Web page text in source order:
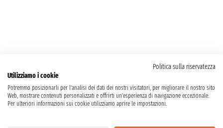
Politica sulla riservatezza
Utilizziamo i cookie
Potremmo posizionarli per l'analisi dei dati dei nostri visitatori, per migliorare il nostro sito
Web, mostrare contenuti personalizzati e offrirti un'esperienza di navigazione eccezionale.
Per ulteriori informazioni sui cookie utilizziamo aprire le impostazioni.